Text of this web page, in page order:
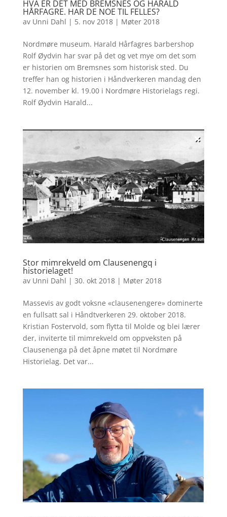
HVA ER DET MED BREMSNES OG HARALD
HÅRFAGRE. HAR DE NOE TIL FELLES?
av Unni Dahl | 5. nov 2018| Møter 2018
Nordmøre museum. Harald Hårfagres barbershop
Rolf Øydvin har svar på det og vet mye om det som
er historien om Bremsnes som historisk sted. Du
treffer han og historien i Håndverkeren mandag den
12. november kl. 19.00 i Nordmøre Historielags regi.
Rolf Øydvin Harald...
Stor mimrekveld om Clausenengq i
historielaget!
av Unni Dahl | 30. okt 2018| Møter 2018
Massevis av godt voksne «clausenengere» dominerte
en fullsatt sal i Håndtverkeren 29. oktober 2018.
Kristian Fostervold, som flytta til Molde og blei lærer
der, inviterte til mimrekveld om oppveksten på
Clausenenga på det åpne møtet til Nordmøre
Historielag. Det var...